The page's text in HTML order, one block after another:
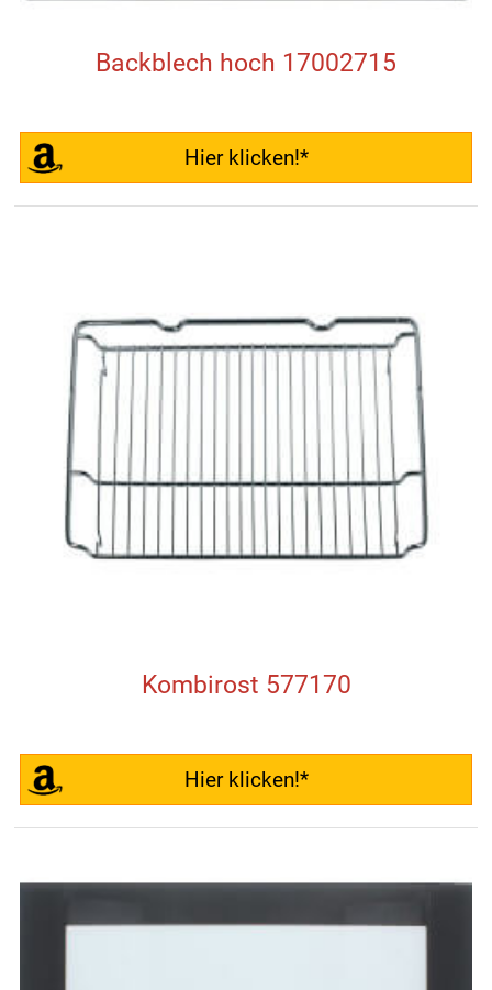
Backblech hoch 17002715
Hier klicken!*
Kombirost 577170
Hier klicken!*